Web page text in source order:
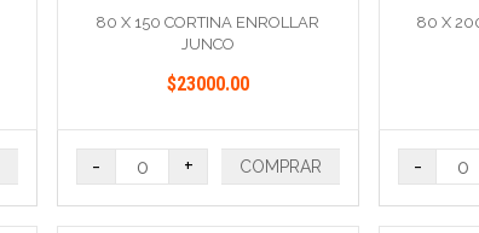
80 X 150 CORTINA ENROLLAR
JUNCO
$23000.00
- + COMPRAR
80 X
-